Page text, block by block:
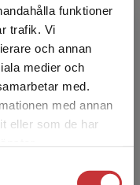
funktioner
trafik. Vi
och annan
medier och
med.
med annan
eller som de har
utanför Sverige.
Sverige. För
i medicinsk
har i många
...